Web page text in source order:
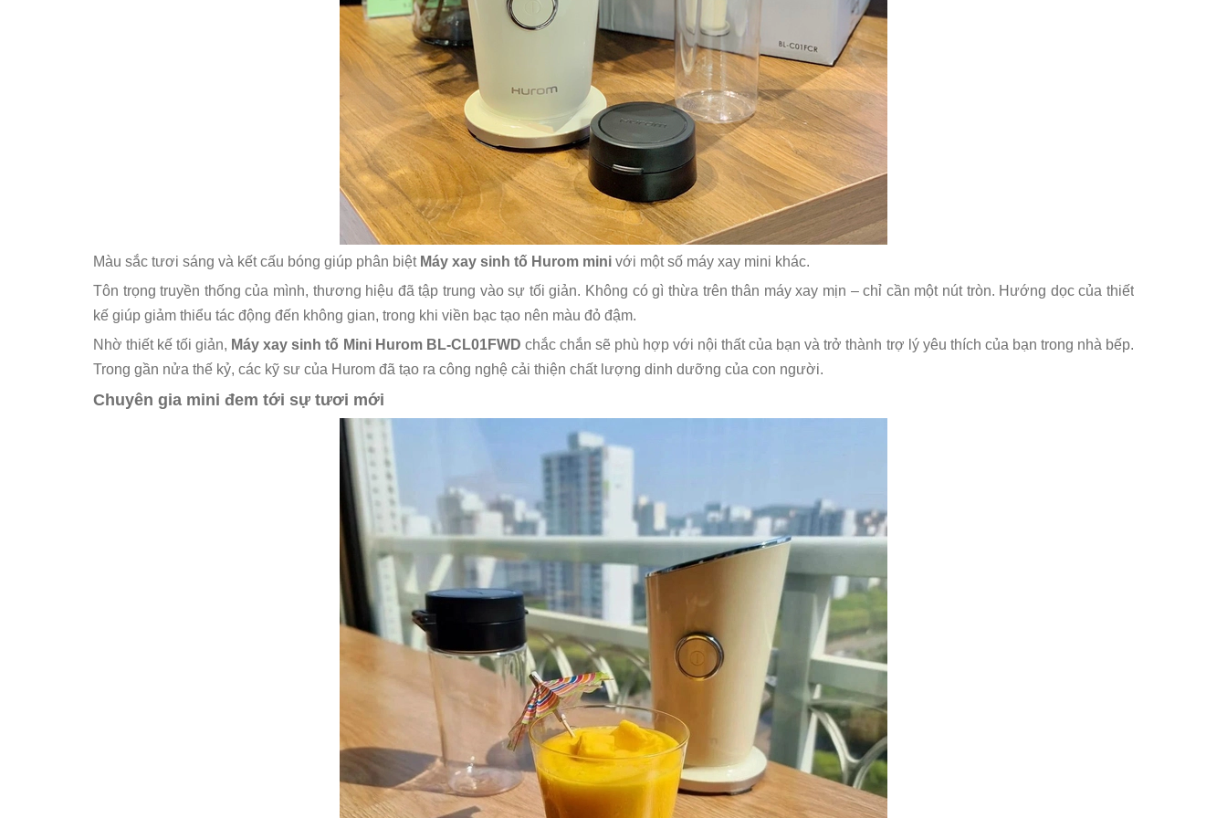
Màu sắc tươi sáng và kết cấu bóng giúp phân biệt Máy xay sinh tố Hurom mini với một số máy xay mini khác.
Tôn trọng truyền thống của mình, thương hiệu đã tập trung vào sự tối giản. Không có gì thừa trên thân máy xay mịn – chỉ cần một nút tròn. Hướng dọc của thiết
kế giúp giảm thiểu tác động đến không gian, trong khi viền bạc tạo nên màu đỏ đậm.
Nhờ thiết kế tối giản, Máy xay sinh tố Mini Hurom BL-CL01FWD chắc chắn sẽ phù hợp với nội thất của bạn và trở thành trợ lý yêu thích của bạn trong nhà bếp.
Trong gần nửa thế kỷ, các kỹ sư của Hurom đã tạo ra công nghệ cải thiện chất lượng dinh dưỡng của con người.
Chuyên gia mini đem tới sự tươi mới